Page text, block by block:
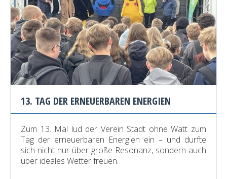
13. TAG DER ERNEUERBAREN ENERGIEN
Zum 13. Mal lud der Verein Stadt ohne Watt zum
Tag der erneuerbaren Energien ein – und durfte
sich nicht nur über große Resonanz, sondern auch
über ideales Wetter freuen.